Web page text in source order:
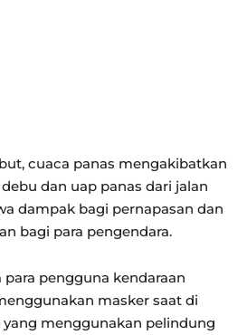
cuaca panas mengakibatkan
dan uap panas dari jalan
dampak bagi pernapasan dan
bagi para pengendara.
pengguna kendaraan
masker saat di
yang menggunakan pelindung